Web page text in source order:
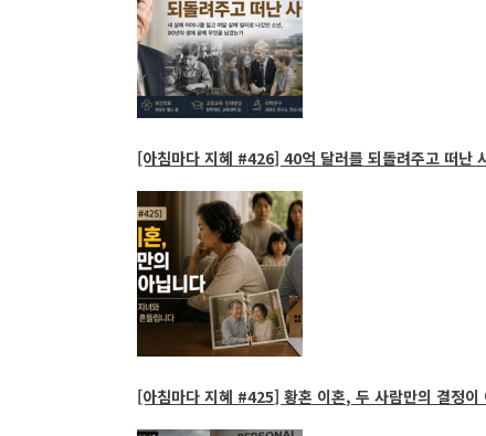
[아침마다 지혜 #426] 40억 달러를 되돌려주고 떠난 사
[아침마다 지혜 #425] 황혼 이혼, 두 사람만의 결정이